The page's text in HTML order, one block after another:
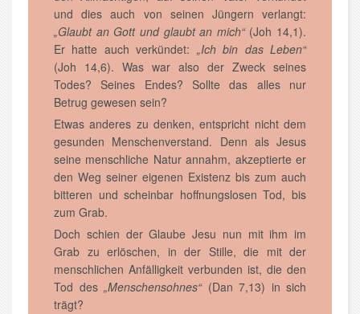
und dies auch von seinen Jüngern verlangt:
„Glaubt an Gott und glaubt an mich“(Joh 14,1).
Er hatte auch verkündet: „Ich bin das Leben“
(Joh 14,6). Was war also der Zweck seines
Todes? Seines Endes? Sollte das alles nur
Betrug gewesen sein?
Etwas anderes zu denken, entspricht nicht dem
gesunden Menschenverstand. Denn als Jesus
seine menschliche Natur annahm, akzeptierte er
den Weg seiner eigenen Existenz bis zum auch
bitteren und scheinbar hoffnungslosen Tod, bis
zum Grab.
Doch schien der Glaube Jesu nun mit ihm im
Grab zu erlöschen, in der Stille, die mit der
menschlichen Anfälligkeit verbunden ist, die den
Tod des „Menschensohnes“(Dan 7,13) in sich
trägt?